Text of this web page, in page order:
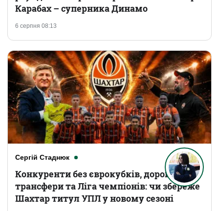
6 серпня 08:13
Карабах – суперника Динамо
Сергій Стаднюк
Конкуренти без єврокубків, дорогі
трансфери та Ліга чемпіонів: чи збереже
Шахтар титул УПЛ у новому сезоні